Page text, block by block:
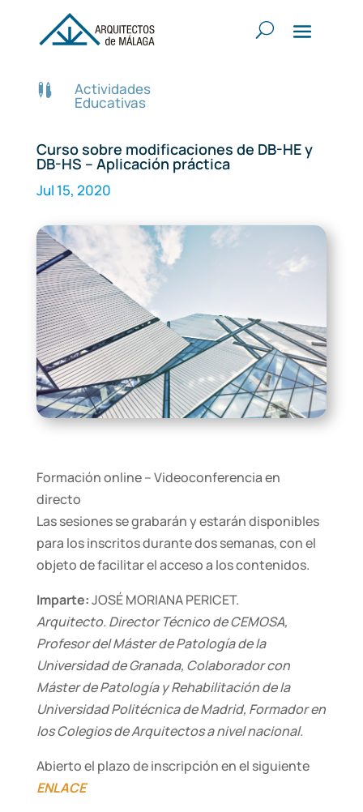
 Actividades
Educativas
Curso sobre modificaciones de DB-HE y
DB-HS – Aplicación práctica
Jul 15, 2020
Formación online – Videoconferencia en
directo
Las sesiones se grabarán y estarán disponibles
para los inscritos durante dos semanas, con el
objeto de facilitar el acceso a los contenidos.
Imparte:JOSÉ MORIANA PERICET.
Arquitecto. Director Técnico de CEMOSA,
Profesor del Máster de Patología de la
Universidad de Granada, Colaborador con
Máster de Patología y Rehabilitación de la
Universidad Politécnica de Madrid, Formador en
los Colegios de Arquitectos a nivel nacional.
Abierto el plazo de inscripción en el siguiente
ENLACE